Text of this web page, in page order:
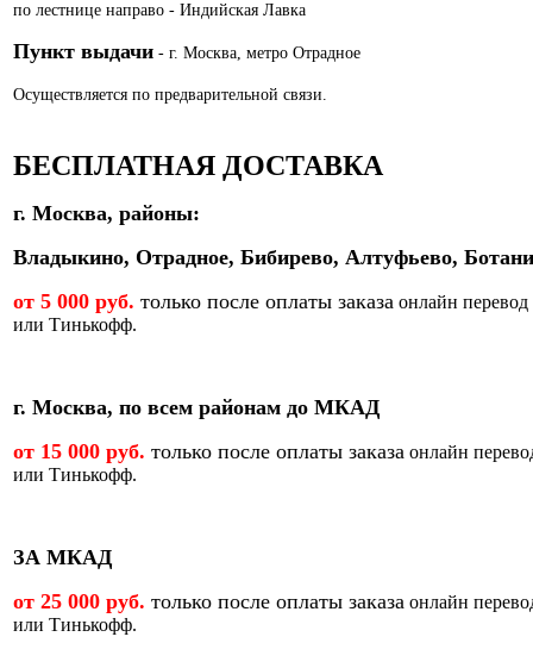
по лестнице направо - Индийская Лавка
Пункт выдачи - г. Москва, метро Отрадное
Осуществляется по предварительной связи.
БЕСПЛАТНАЯ ДОСТАВКА
г. Москва, районы:
Владыкино, Отрадное, Бибирево, Алтуфьево,
от 5 000 руб. только после оплаты заказа онлайн
или Тинькофф.
г. Москва, по всем районам до МКАД
от 15 000 руб. только после оплаты заказа онлайн
или Тинькофф.
ЗА МКАД
от 25 000 руб. только после оплаты заказа онлайн
или Тинькофф.